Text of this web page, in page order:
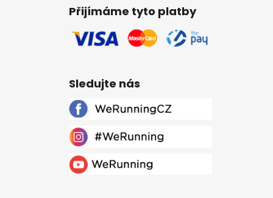
Přijímáme tyto platby
Sledujte nás